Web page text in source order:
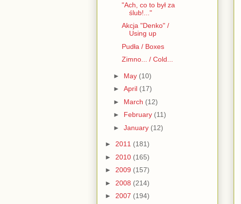
"Ach, co to był za
ślub!..."
Akcja "Denko" /
Using up
Pudła / Boxes
Zimno... / Cold...
► May (10)
► April (17)
► March (12)
► February (11)
► January (12)
► 2011 (181)
► 2010 (165)
► 2009 (157)
► 2008 (214)
► 2007 (194)